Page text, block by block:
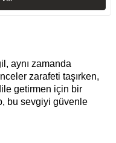
aynı zamanda
zarafeti taşırken,
getirmen için bir
bu sevgiyi güvenle